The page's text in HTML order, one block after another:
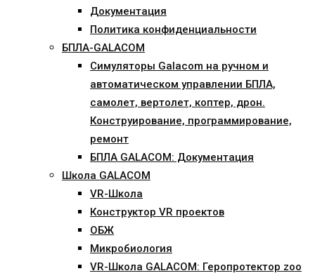
Документация
Политика конфиденциальности
БПЛА-GALACOM
Симуляторы Galacom на ручном и
автоматическом управлении БПЛА,
самолет, вертолет, коптер, дрон.
Конструирование, программирование,
ремонт
БПЛА GALACOM: Документация
Школа GALACOM
VR-Школа
Конструктор VR проектов
ОБЖ
Микробиология
VR-Школа GALACOM: Геропротектор zoo